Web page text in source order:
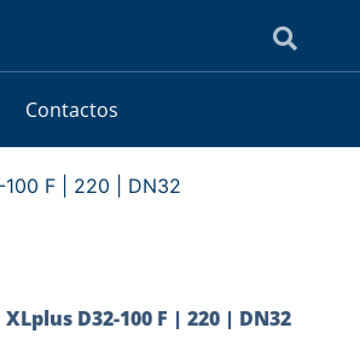
Contactos
F | 220 | DN32
D32-100 F | 220 | DN32